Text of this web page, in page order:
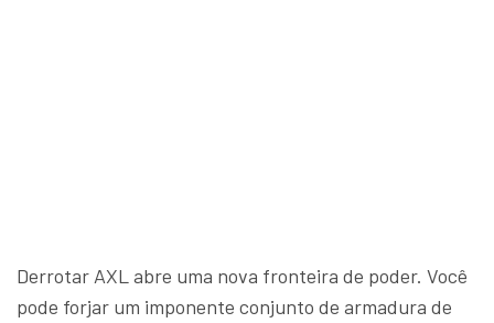
Derrotar AXL abre uma nova fronteira de poder. Você
pode forjar um imponente conjunto de armadura de